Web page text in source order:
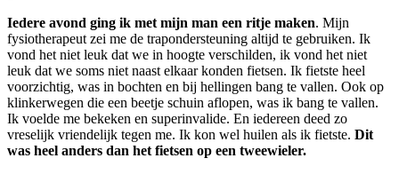
Iedere avond ging ik met mijn man een ritje maken. Mijn
fysiotherapeut zei me de trapondersteuning altijd te gebruiken. Ik
vond het niet leuk dat we in hoogte verschilden, ik vond het niet
leuk dat we soms niet naast elkaar konden fietsen. Ik fietste heel
voorzichtig, was in bochten en bij hellingen bang te vallen. Ook op
klinkerwegen die een beetje schuin aflopen, was ik bang te vallen.
Ik voelde me bekeken en superinvalide. En iedereen deed zo
vreselijk vriendelijk tegen me. Ik kon wel huilen als ik fietste. Dit
was heel anders dan het fietsen op een tweewieler.